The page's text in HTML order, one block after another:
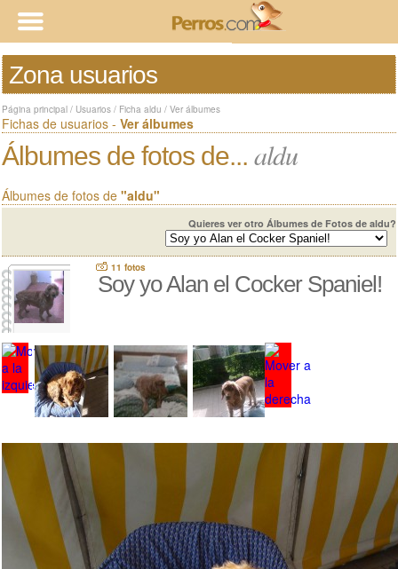
Zona usuarios
Página principal / Usuarios / Ficha aldu / Ver álbumes
Fichas de usuarios - Ver álbumes
Álbumes de fotos de... aldu
Álbumes de fotos de "aldu"
Quieres ver otro Álbumes de Fotos de aldu?
11 fotos
Soy yo Alan el Cocker Spaniel!